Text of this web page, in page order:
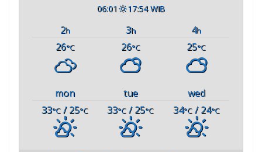
06:01 17:54 WIB
2h 3h 4h
26°C 26°C 25°C
mon tue
wed
33°C / 25°C 33°C / 25°C 34°C/ 24°C